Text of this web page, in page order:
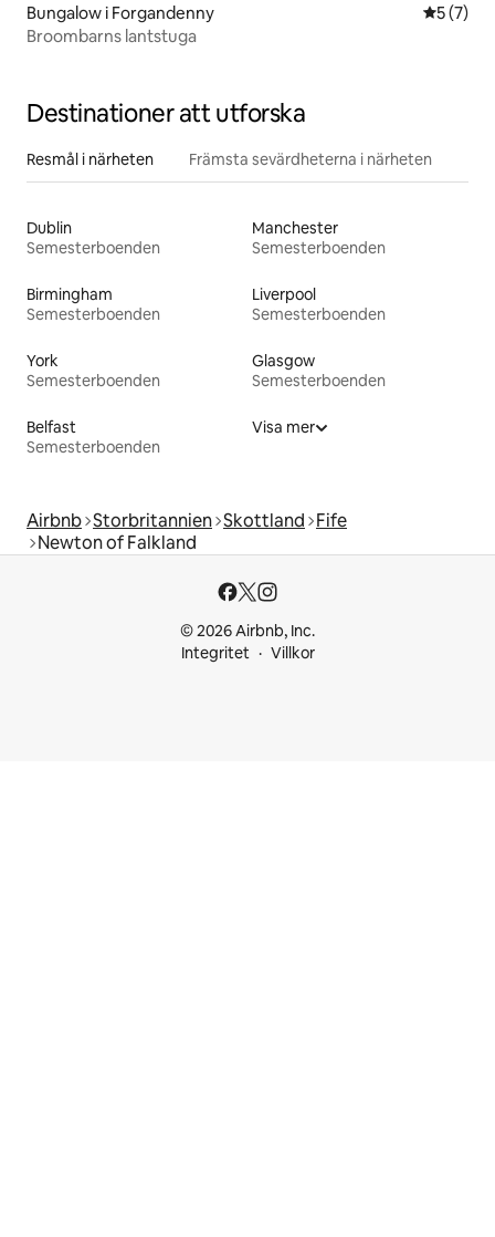
Bungalow i Forgandenny 5 av 5 i
5 (7)
Broombarns lantstuga
Destinationer att utforska
Resmål i närheten Främsta sevärdheterna i närheten
Dublin
Semesterboenden
Manchester
Semesterboenden
Birmingham
Semesterboenden
Liverpool
Semesterboenden
York
Semesterboenden
Glasgow
Semesterboenden
Belfast
Semesterboenden
Visa mer
Airbnb Storbritannien Skottland Fife
Newton of Falkland
© 2026 Airbnb, Inc.
Integritet
Villkor